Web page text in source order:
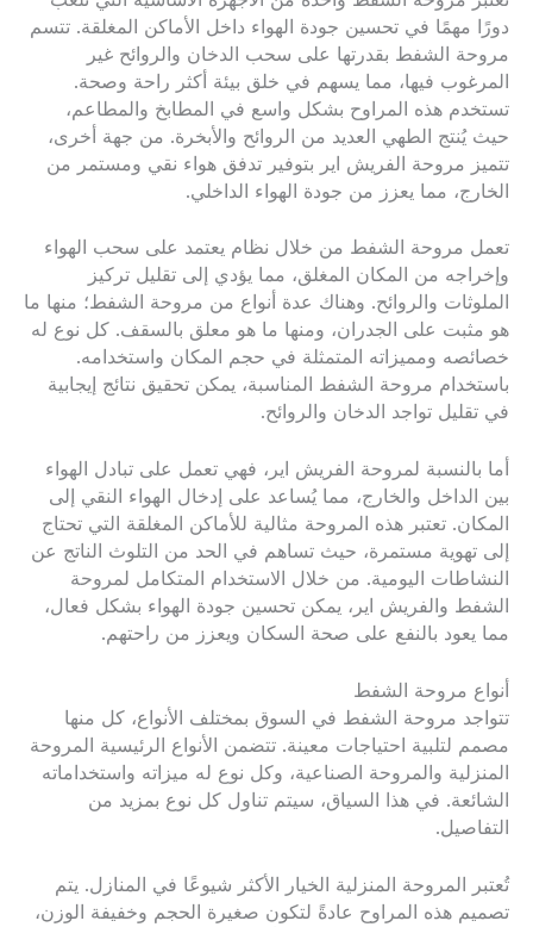
دورًا مهمًا في تحسين جودة الهواء داخل الأماكن المغلقة. تتسم
مروحة الشفط بقدرتها على سحب الدخان والروائح غير
المرغوب فيها، مما يسهم في خلق بيئة أكثر راحة وصحة.
تستخدم هذه المراوح بشكل واسع في المطابخ والمطاعم،
حيث يُنتج الطهي العديد من الروائح والأبخرة. من جهة أخرى،
تتميز مروحة الفريش اير بتوفير تدفق هواء نقي ومستمر من
الخارج، مما يعزز من جودة الهواء الداخلي.
تعمل مروحة الشفط من خلال نظام يعتمد على سحب الهواء
وإخراجه من المكان المغلق، مما يؤدي إلى تقليل تركيز
الملوثات والروائح. وهناك عدة أنواع من مروحة الشفط؛ منها ما
هو مثبت على الجدران، ومنها ما هو معلق بالسقف. كل نوع له
خصائصه ومميزاته المتمثلة في حجم المكان واستخدامه.
باستخدام مروحة الشفط المناسبة، يمكن تحقيق نتائج إيجابية
في تقليل تواجد الدخان والروائح.
أما بالنسبة لمروحة الفريش اير، فهي تعمل على تبادل الهواء
بين الداخل والخارج، مما يُساعد على إدخال الهواء النقي إلى
المكان. تعتبر هذه المروحة مثالية للأماكن المغلقة التي تحتاج
إلى تهوية مستمرة، حيث تساهم في الحد من التلوث الناتج عن
النشاطات اليومية. من خلال الاستخدام المتكامل لمروحة
الشفط والفريش اير، يمكن تحسين جودة الهواء بشكل فعال،
مما يعود بالنفع على صحة السكان ويعزز من راحتهم.
أنواع مروحة الشفط
تتواجد مروحة الشفط في السوق بمختلف الأنواع، كل منها
مصمم لتلبية احتياجات معينة. تتضمن الأنواع الرئيسية المروحة
المنزلية والمروحة الصناعية، وكل نوع له ميزاته واستخداماته
الشائعة. في هذا السياق، سيتم تناول كل نوع بمزيد من
التفاصيل.
تُعتبر المروحة المنزلية الخيار الأكثر شيوعًا في المنازل. يتم
تصميم هذه المراوح عادةً لتكون صغيرة الحجم وخفيفة الوزن،